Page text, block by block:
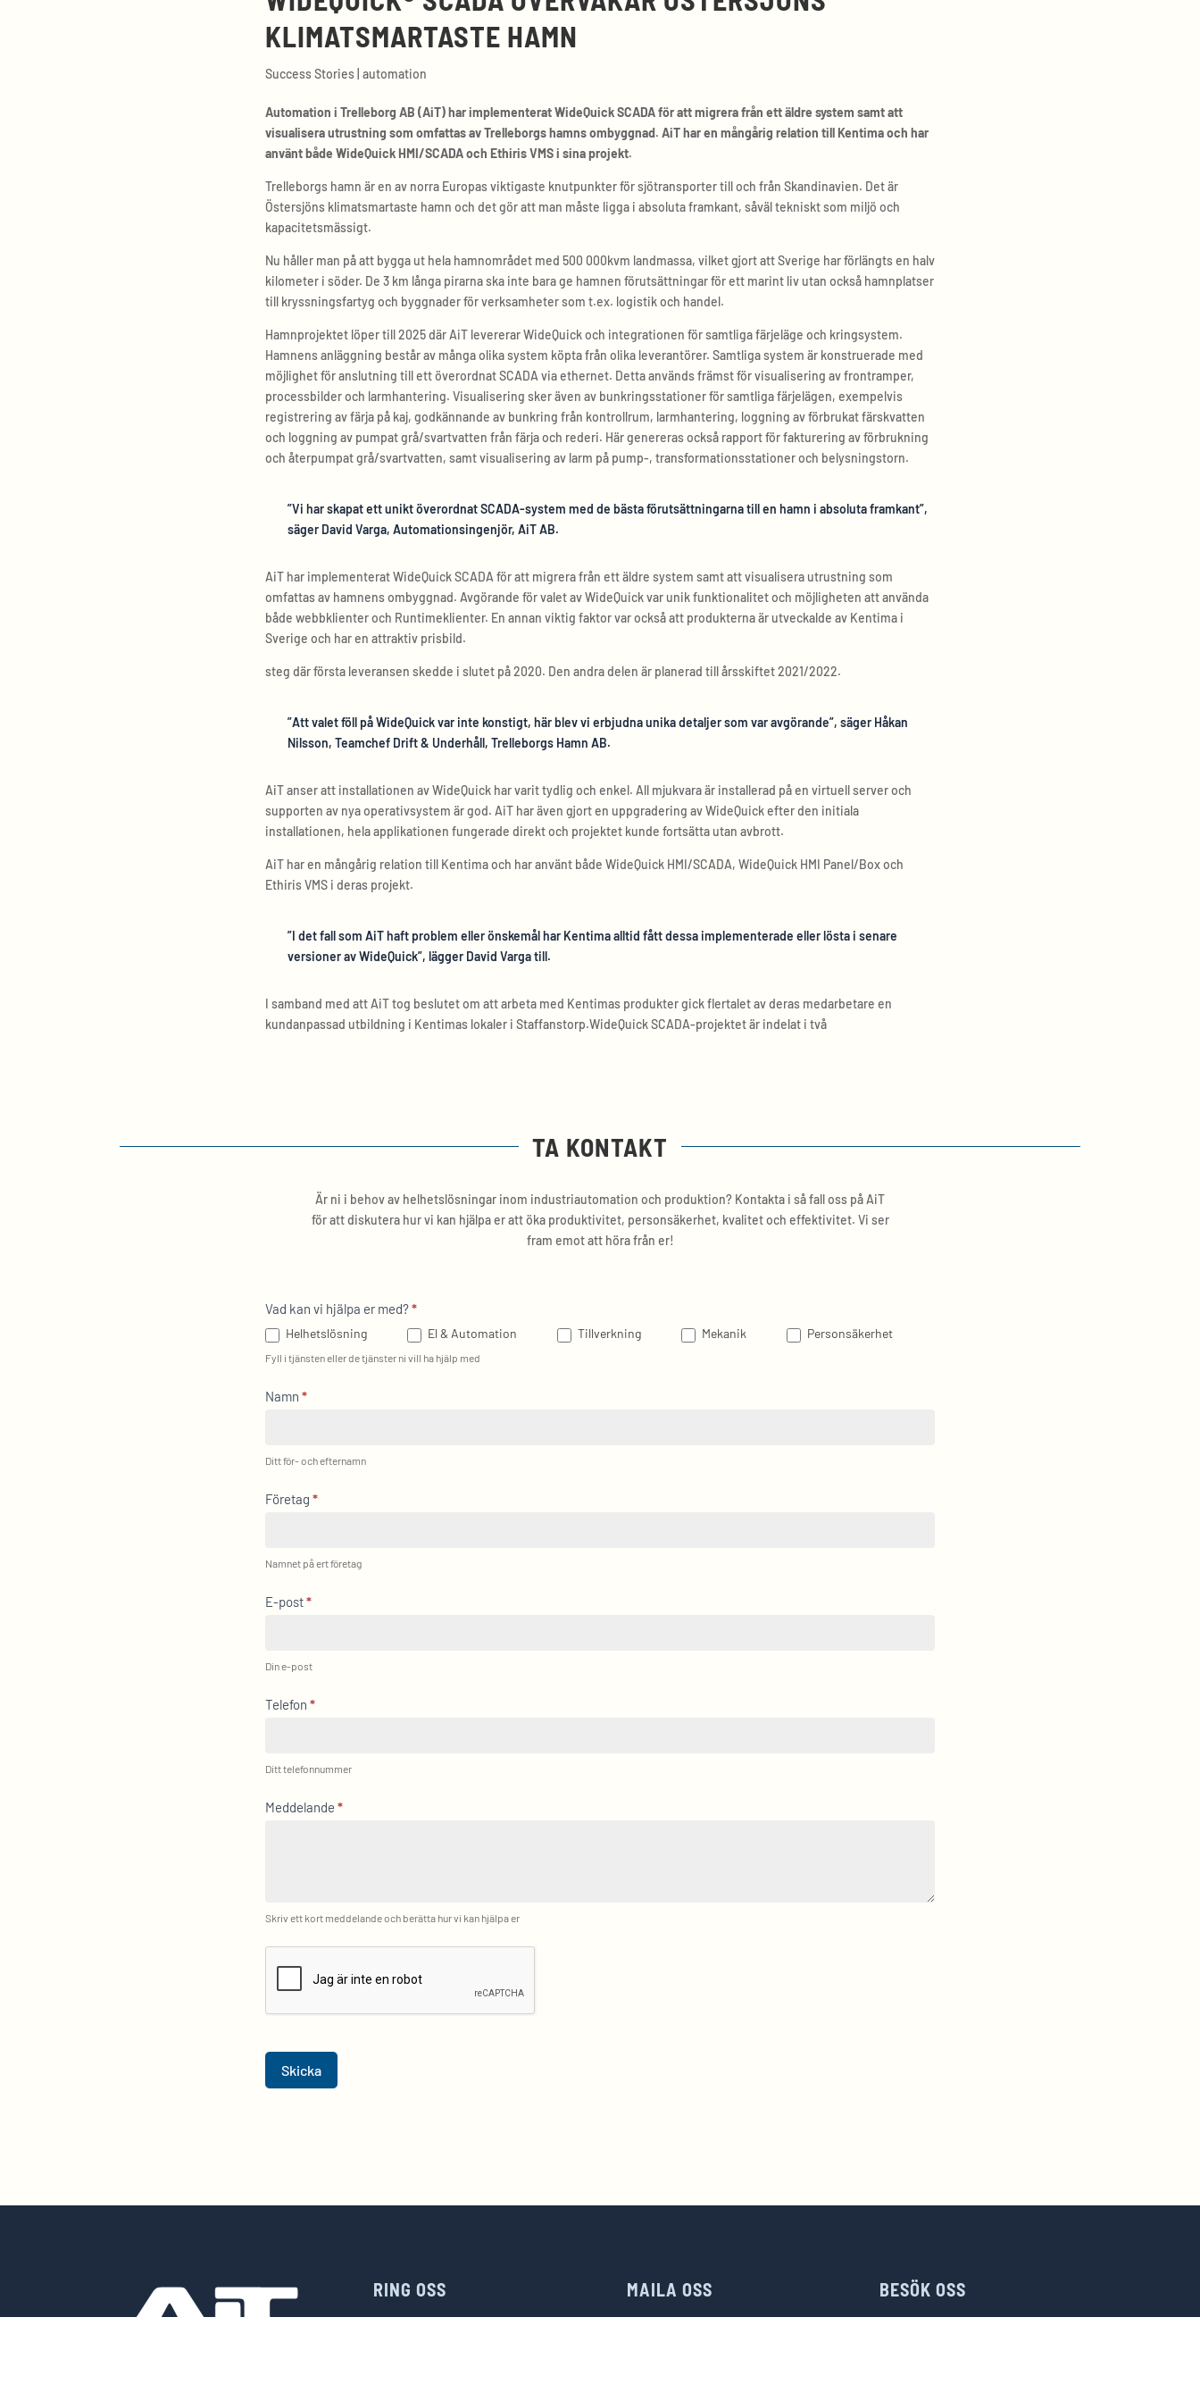
KLIMATSMARTASTE HAMN
Success Stories automation
Automation i Trelleborg AB (AiT) har implementerat WideQuick SCADA för att migrera från ett äldre system samt att
visualisera utrustning som omfattas av Trelleborgs hamns ombyggnad. AiT har en mångårig relation till Kentima och har
använt både WideQuick HMI/SCADA och Ethiris VMS i sina projekt.
Trelleborgs hamn är en av norra Europas viktigaste knutpunkter för sjötransporter till och från Skandinavien. Det är
Östersjöns klimatsmartaste hamn och det gör att man måste ligga i absoluta framkant, såväl tekniskt som miljö och
kapacitetsmässigt.
Nu håller man på att bygga ut hela hamnområdet med 500 000kvm landmassa, vilket gjort att Sverige har förlängts en halv
kilometer i söder. De 3 km långa pirarna ska inte bara ge hamnen förutsättningar för ett marint liv utan också hamnplatser
till kryssningsfartyg och byggnader för verksamheter som t.ex. logistik och handel.
Hamnprojektet löper till 2025 där AiT levererar WideQuick och integrationen för samtliga färjeläge och kringsystem.
Hamnens anläggning består av många olika system köpta från olika leverantörer. Samtliga system är konstruerade med
möjlighet för anslutning till ett överordnat SCADA via ethernet. Detta används främst för visualisering av frontramper,
processbilder och larmhantering. Visualisering sker även av bunkringsstationer för samtliga färjelägen, exempelvis
registrering av färja på kaj, godkännande av bunkring från kontrollrum, larmhantering, loggning av förbrukat färskvatten
och loggning av pumpat grå/svartvatten från färja och rederi. Här genereras också rapport för fakturering av förbrukning
och återpumpat grå/svartvatten, samt visualisering av larm på pump-, transformationsstationer och belysningstorn.
”Vi har skapat ett unikt överordnat SCADA-system med de bästa förutsättningarna till en hamn i absoluta framkant”,
säger David Varga, Automationsingenjör, AiT AB.
AiT har implementerat WideQuick SCADA för att migrera från ett äldre system samt att visualisera utrustning som
omfattas av hamnens ombyggnad. Avgörande för valet av WideQuick var unik funktionalitet och möjligheten att använda
både webbklienter och Runtimeklienter. En annan viktig faktor var också att produkterna är utveckalde av Kentima i
Sverige och har en attraktiv prisbild.
steg där första leveransen skedde i slutet på 2020. Den andra delen är planerad till årsskiftet 2021/2022.
”Att valet föll på WideQuick var inte konstigt, här blev vi erbjudna unika detaljer som var avgörande”, säger Håkan
Nilsson, Teamchef Drift & Underhåll, Trelleborgs Hamn AB.
AiT anser att installationen av WideQuick har varit tydlig och enkel. All mjukvara är installerad på en virtuell server och
supporten av nya operativsystem är god. AiT har även gjort en uppgradering av WideQuick efter den initiala
installationen, hela applikationen fungerade direkt och projektet kunde fortsätta utan avbrott.
AiT har en mångårig relation till Kentima och har använt både WideQuick HMI/SCADA, WideQuick HMI Panel/Box och
Ethiris VMS i deras projekt.
”I det fall som AiT haft problem eller önskemål har Kentima alltid fått dessa implementerade eller lösta i senare
versioner av WideQuick”, lägger David Varga till.
I samband med att AiT tog beslutet om att arbeta med Kentimas produkter gick flertalet av deras medarbetare en
kundanpassad utbildning i Kentimas lokaler i Staffanstorp.WideQuick SCADA-projektet är indelat i två
TA KONTAKT
Är ni i behov av helhetslösningar inom industriautomation och produktion? Kontakta i så fall oss på AiT
för att diskutera hur vi kan hjälpa er att öka produktivitet, personsäkerhet, kvalitet och effektivitet. Vi ser
fram emot att höra från er!
Kontakt
Vad kan vi hjälpa er med?*
Helhetslösning El & Automation Tillverkning Mekanik Personsäkerhet
Fyll i tjänsten eller de tjänster ni vill ha hjälp med
Namn *
Ditt för- och efternamn
Företag *
Namnet på ert företag
E-post*
Din e-post
Telefon *
Ditt telefonnummer
Meddelande *
Skriv ett kort meddelande och berätta hur vi kan hjälpa er
Skicka
RING OSS MAILA OSS BESÖK OSS